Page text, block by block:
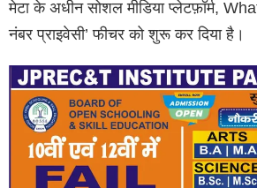
मेटा के अधीन सोशल मीडिया प्लेटफ़ॉर्म,
नंबर प्राइवेसी’ फीचर को शुरू कर दिया है।